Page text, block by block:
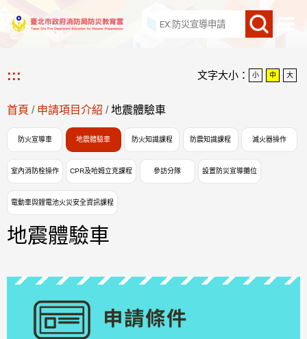
網站導覽
::: 文字大小： 小 中 大
首頁 / 申請項目介紹 /地震體驗車
防火宣導車 地震體驗車 防火知識課程 防震知識課程 滅火器操作
室內消防栓操作 CPR及哈姆立克課程 參訪分隊 設置防災宣導攤位
電動車與鋰電池火災安全資訊課程
地震體驗車